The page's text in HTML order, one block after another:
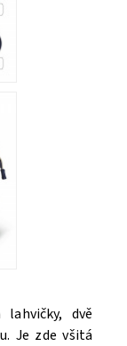
dvě
Je zde všitá